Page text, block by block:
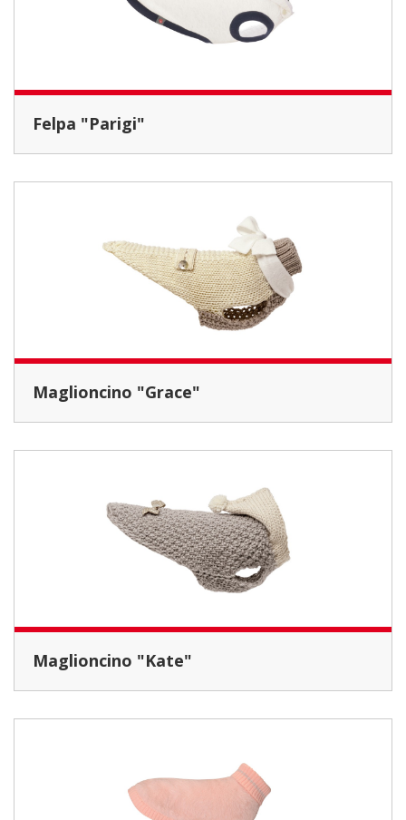
Felpa "Parigi"
Maglioncino "Grace"
Maglioncino "Kate"